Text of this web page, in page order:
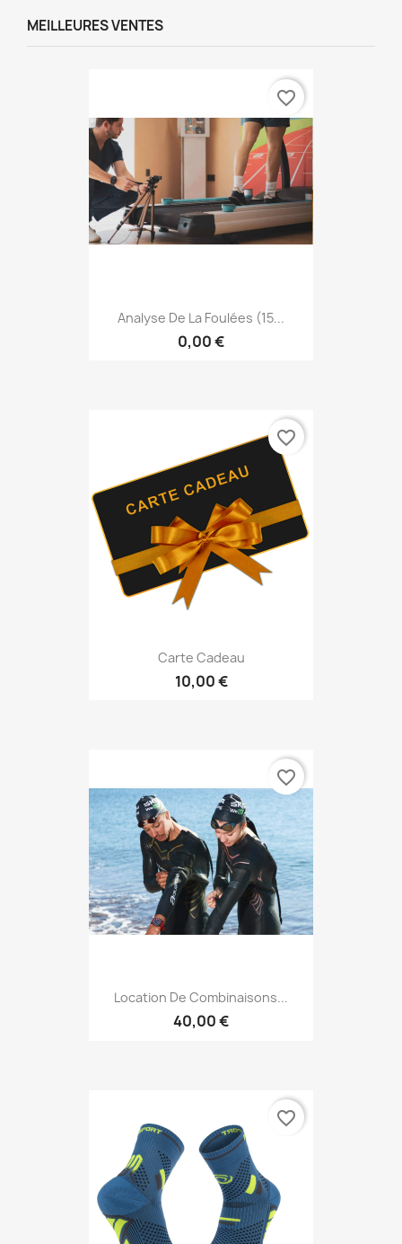
MEILLEURES VENTES
Analyse De La Foulées (15...
0,00 €
favorite_border
Carte Cadeau
10,00 €
favorite_border
Location De Combinaisons...
40,00 €
favorite_border
favorite_border